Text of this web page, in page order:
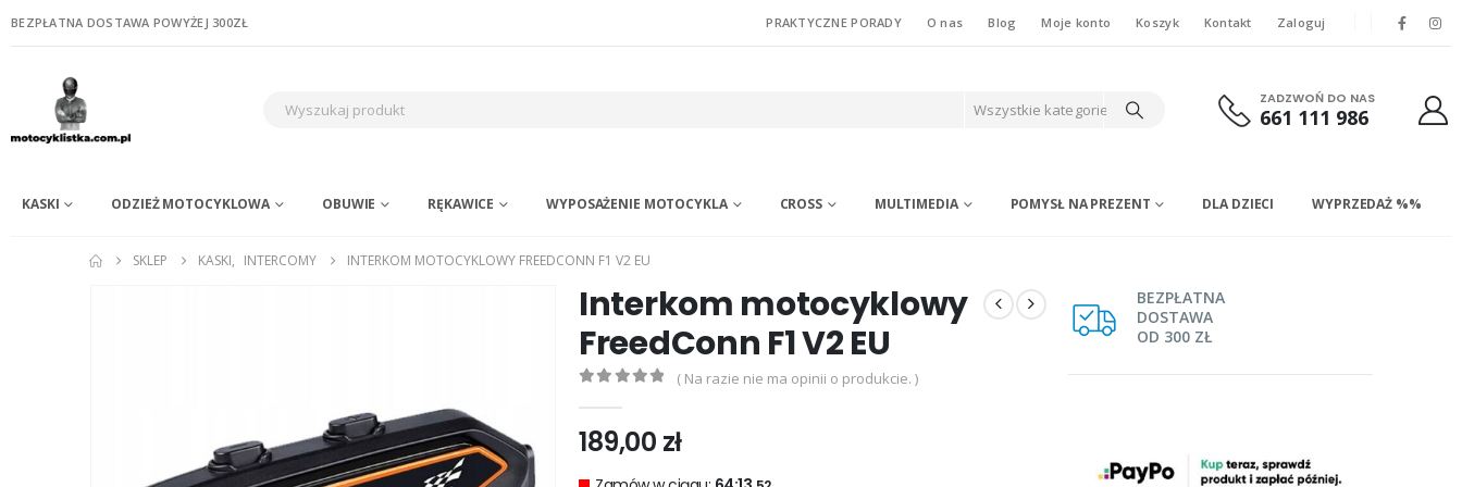
BEZPŁATNA DOSTAWA POWYŻEJ 300ZŁ PRAKTYCZNE PORADY O nas Blog Moje konto Koszyk Kontakt Zaloguj
Wszystkie kategorie
ZADZWOŃ DO NAS
661 111 986
KASKI ODZIEŻ MOTOCYKLOWA OBUWIE RĘKAWICE WYPOSAŻENIE MOTOCYKLA CROSS MULTIMEDIA POMYSŁ NA PREZENT DLA DZIECI WYPRZEDAŻ %%
SKLEP KASKI, INTERCOMY INTERKOM MOTOCYKLOWY FREEDCONN F1 V2 EU
Interkom motocyklowy
FreedConn F1 V2 EU
( Na razie nie ma opinii o produkcie. )
189,00 zł
BEZPŁATNA
DOSTAWA
OD 300 ZŁ